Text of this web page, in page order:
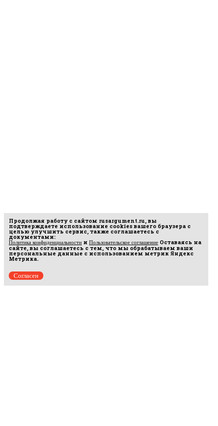
Продолжая работу с сайтом rusargument.ru, вы
подтверждаете использование cookies вашего браузера с
целью улучшить сервис, также соглашаетесь с
документами:
Политика конфиденциальности и Пользовательское соглашение Оставаясь на
сайте, вы соглашаетесь с тем, что мы обрабатываем ваши
персональные данные с использованием метрик Яндекс
Метрика.
Согласен